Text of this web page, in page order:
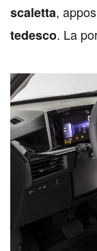
scaletta,
tedesco. La